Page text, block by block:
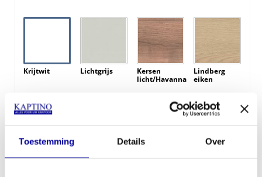
Toestemming Details Over
Krijtwit Lichtgrijs
Kersen
licht/Havanna
Lindberg
eiken